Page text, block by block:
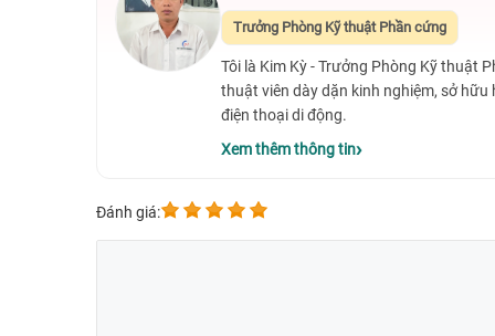
Trưởng Phòng Kỹ thuật Phần cứng
Tôi là Kim Kỳ - Trưởng Phòng Kỹ thuật
thuật viên dày dặn kinh nghiệm, sở
điện thoại di động.
Xem thêm thông tin
Đánh giá: